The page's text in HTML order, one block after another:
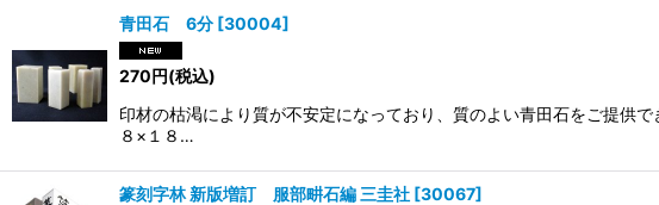
青田石 6分 [30004]
270円(税込)
印材の枯渇により質が不安定になっており、質のよい青田石をご提供
８×１８…
篆刻字林 新版増訂 服部畊石編 三圭社 [30067]